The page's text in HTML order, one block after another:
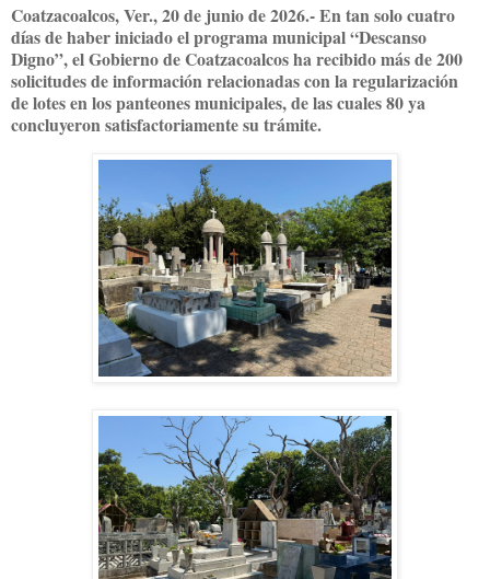
Coatzacoalcos, Ver., 20 de junio de 2026.- En tan solo cuatro
días de haber iniciado el programa municipal “Descanso
Digno”, el Gobierno de Coatzacoalcos ha recibido más de 200
solicitudes de información relacionadas con la regularización
de lotes en los panteones municipales, de las cuales 80 ya
concluyeron satisfactoriamente su trámite.